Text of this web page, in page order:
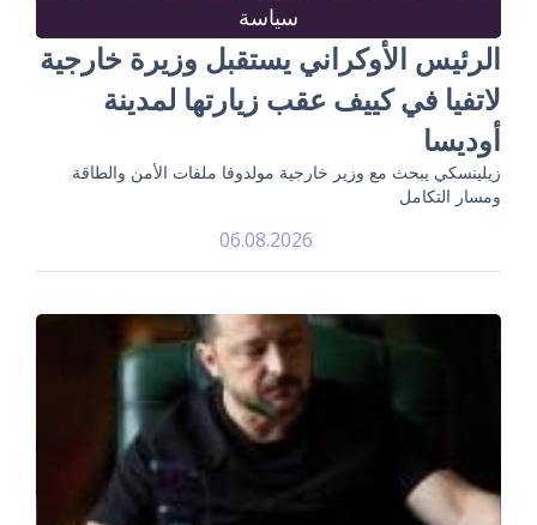
سياسة
الرئيس الأوكراني يستقبل وزيرة خارجية
لاتفيا في كييف عقب زيارتها لمدينة
أوديسا
زيلينسكي يبحث مع وزير خارجية مولدوفا ملفات الأمن والطاقة
ومسار التكامل
06.08.2026